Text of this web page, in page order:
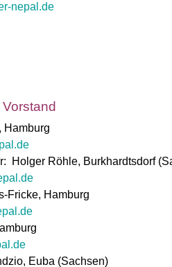
nepal.de
Hamburg
Holger Röhle, Burkhardtsdorf
Fricke, Hamburg
Euba (Sachsen)